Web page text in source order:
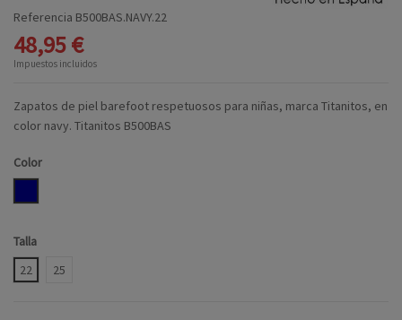
Referencia B500BAS.NAVY.22
48,95 €
Impuestos incluidos
Zapatos de piel barefoot respetuosos para niñas, marca Titanitos, en
color navy. Titanitos B500BAS
Color
Talla
22
25